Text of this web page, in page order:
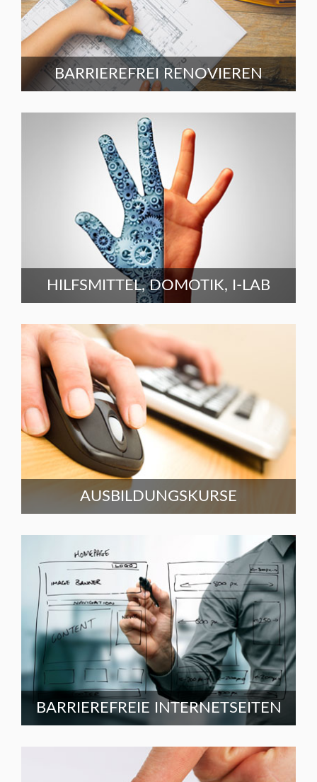
BARRIEREFREI RENOVIEREN
HILFSMITTEL, DOMOTIK, I-LAB
AUSBILDUNGSKURSE
BARRIEREFREIE INTERNETSEITEN